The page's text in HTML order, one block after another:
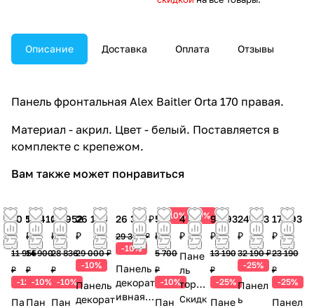
Описание Доставка Оплата Отзывы
Панель фронтальная Alex Baitler Orta 170 правая.
Материал - акрил. Цвет - белый. Поставляется в
комплекте с крепежом.
Вам также может понравиться
10 520
₽
11 955
₽
-12%
Па
13 410
₽
14 900
₽
-10%
Пан
25 952
₽
28 836
₽
-10%
Пан
26 100
₽
29 000 ₽
-10%
Панель
декорат
26 377 ₽
29 308 ₽
-10%
Панель
декорат
ивная
10%
5 130
₽
5 700
₽
-10%
Пан
10%
4 311
₽
Пане
ль
торце
вая
Скидк
9 893
₽
13 190
₽
-25%
Пане
24 143
₽
32 190 ₽
-25%
Панел
ь
17 393
₽
23 190
₽
-25%
Панел